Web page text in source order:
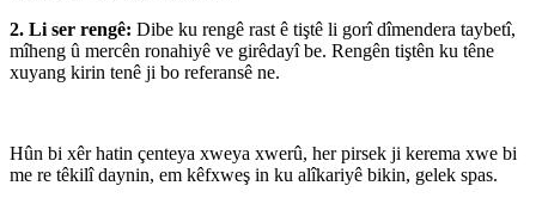
2. Li ser rengê: Dibe ku rengê rast ê tiştê li gorî dîmendera taybetî,
mîheng û mercên ronahiyê ve girêdayî be. Rengên tiştên ku têne
xuyang kirin tenê ji bo referansê ne.
Hûn bi xêr hatin çenteya xweya xwerû, her pirsek ji kerema xwe bi
me re têkilî daynin, em kêfxweş in ku alîkariyê bikin, gelek spas.